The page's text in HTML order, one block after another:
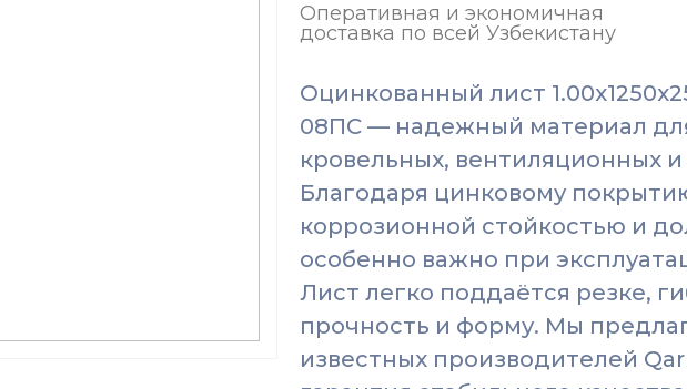
Оперативная и экономичная
доставка по всей Узбекистану
Оцинкованный лист
08ПС — надежный материал
кровельных, вентиляционных
Благодаря цинковому
коррозионной стойкостью и
особенно важно при
Лист легко поддаётся резке,
прочность и форму. Мы
известных производителей